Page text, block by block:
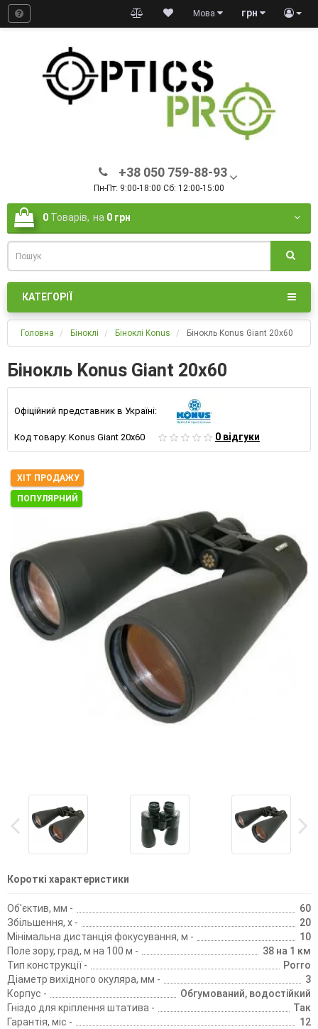
грн
Мова
+38 050 759-88-93
Пн-Пт: 9:00-18:00 Сб: 12:00-15:00
0 Товарів, на 0 грн
КАТЕГОРІЇ
Головна Біноклі Біноклі Konus Бінокль Konus Giant 20x60
Бінокль Konus Giant 20x60
Офіційний представник в Україні:
Код товару: Konus Giant 20x60 0 відгуки
ХІТ ПРОДАЖУ
ПОПУЛЯРНИЙ
Короткі характеристики
Об'єктив, мм -
60
Збільшення, х -
20
Мінімальна дистанція фокусування, м -
10
Поле зору, град, м на 100 м -
38 на 1 км
Тип конструкції -
Porro
Діаметр вихідного окуляра, мм -
3
Корпус -
Обгумований, водостійкий
Гніздо для кріплення штатива -
Так
Гарантія, міс -
12